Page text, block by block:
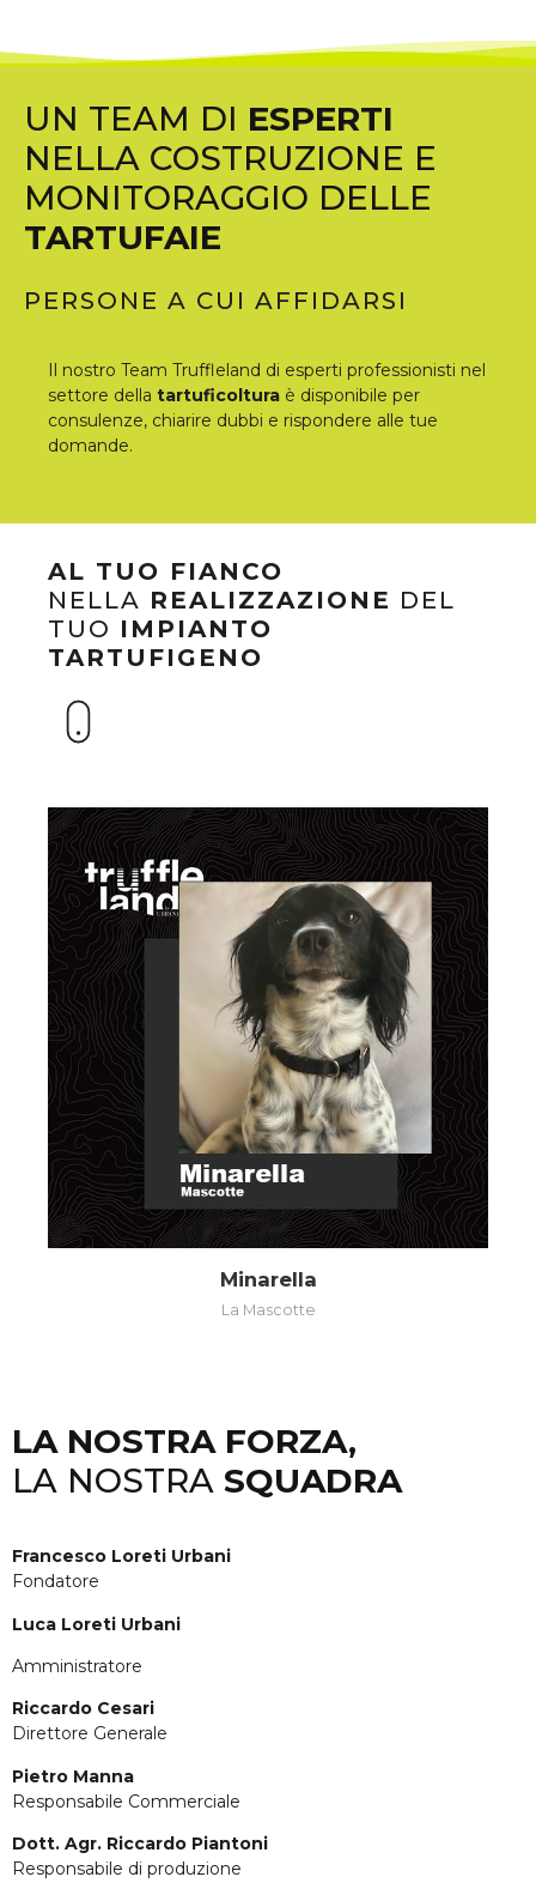
UN TEAM DI ESPERTI
NELLA COSTRUZIONE E
MONITORAGGIO DELLE
TARTUFAIE
PERSONE A CUI AFFIDARSI
Il nostro Team Truffleland di esperti professionisti nel
settore della tartuficoltura è disponibile per
consulenze, chiarire dubbi e rispondere alle tue
domande.
AL TUO FIANCO
NELLA REALIZZAZIONE DEL
TUO IMPIANTO
TARTUFIGENO
Minarella
La Mascotte
LA NOSTRA FORZA,
LA NOSTRA SQUADRA
Francesco Loreti Urbani
Fondatore
Luca Loreti Urbani
Amministratore
Riccardo Cesari
Direttore Generale
Pietro Manna
Responsabile Commerciale
Dott. Agr. Riccardo Piantoni
Responsabile di produzione